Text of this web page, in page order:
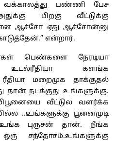
வக்காலத்து பண்ணி பேச
பிறகு வீட்டுக்கு
ஆச்சோ ஏது ஆச்சோன்னு
என்றார்.
பெண்களை நேரடியா
உடல்ரீதியா களங்க
மறைமுக தாக்குதல்
நடக்குது உங்களுக்கு.
வீட்டுல வளர்க்க
..உங்களுக்கு பூனைமுடி
புருசன் தான். நீங்க
சந்தோசம்.உங்களுக்கு